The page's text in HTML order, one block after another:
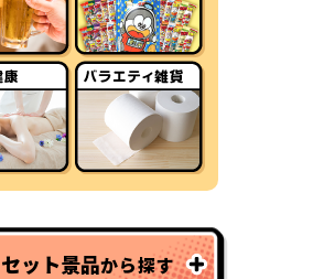
セット景品から探す